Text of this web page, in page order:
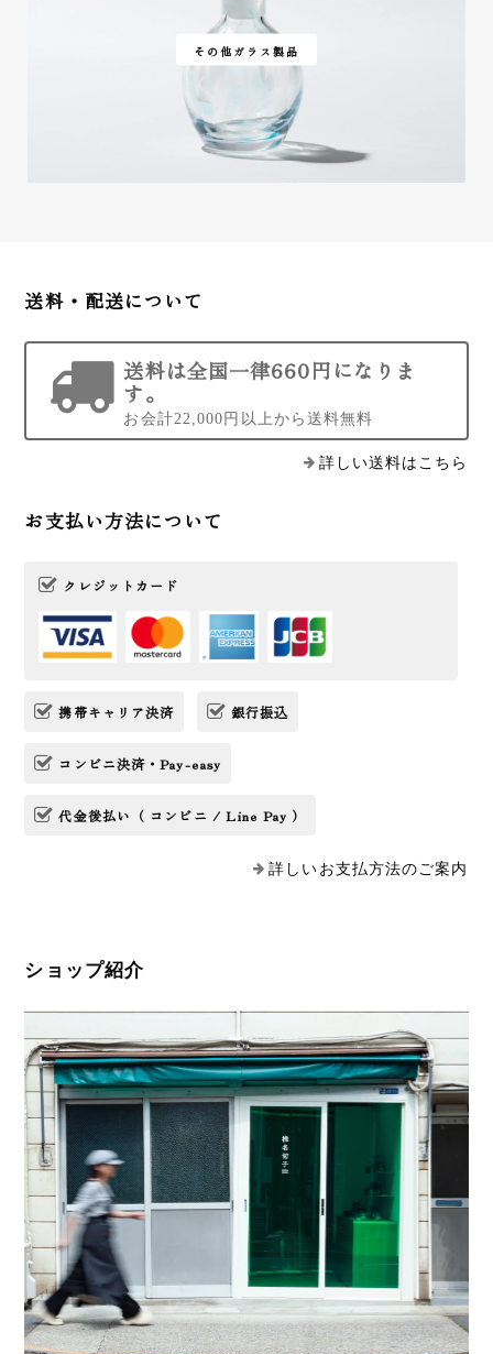
その他ガラス製品
送料・配送について
送料は全国一律660円になりま
す。
お会計22,000円以上から送料無料
詳しい送料はこちら
お支払い方法について
クレジットカード
携帯キャリア決済 銀行振込
コンビニ決済・Pay-easy
代金後払い（ コンビニ / Line Pay ）
詳しいお支払方法のご案内
ショップ紹介